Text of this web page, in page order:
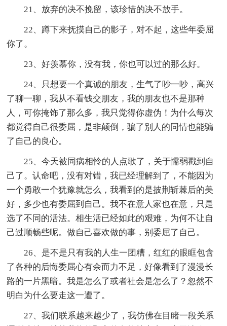
21、放弃的决不挽留，该珍惜的决不放手。
22、蹲下来抚摸自己的影子，对不起，这些年委屈
你了。
23、好羡慕你，没有我，你也可以过的那么好。
24、只想要一个真诚的朋友，生气了吵一吵，高兴
了聊一聊，我从不看钱交朋友，我的朋友也不是那种
人，可你掩饰了那么多，我只觉得你虚伪！为什么每次
都觉得自己很委屈，是非颠倒，骗了别人的同情也能骗
了自己的良心。
25、今天被同病相怜的人点歌了，关于懦弱戳到自
己了。认命吧，没有对错，我已经理解到了，不能因为
一个勇敢一个犹豫就怎么，我看到的是披荆斩棘后的美
好，多少也有委屈到自己。我不在意人家也在意，只是
选了不同的活法。相生活已经如此的艰难，为何不让自
己过顺畅些呢。做自己喜欢做的事，别委屈了自己。
26、是不是只有我的人生一团糟，红红的眼眶包含
了各种的后悔委屈心有余而力不足，好像看到了漫漫长
路的一片黑暗。我是怎么了或者社会是怎么了？忽然不
明白为什么要走这一遭了。
27、我们联系越来越少了，我仿佛在目睹一段关系